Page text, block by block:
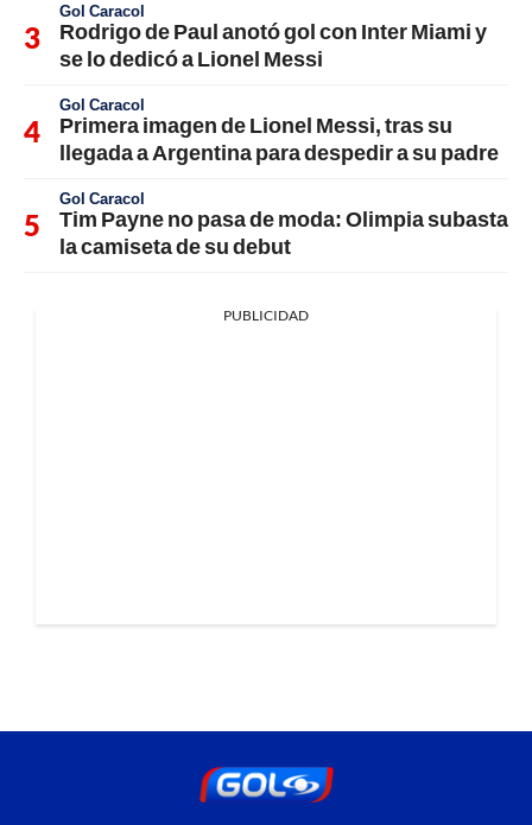
Gol Caracol
Rodrigo de Paul anotó gol con Inter Miami y
se lo dedicó a Lionel Messi
Gol Caracol
Primera imagen de Lionel Messi, tras su
llegada a Argentina para despedir a su padre
Gol Caracol
Tim Payne no pasa de moda: Olimpia subasta
la camiseta de su debut
PUBLICIDAD